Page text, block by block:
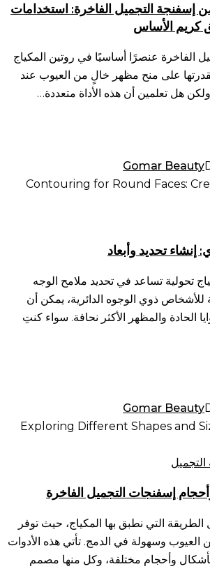
إسفنجة التجميل الفاخرة: استخدامات
كريم الأساس
الفاخرة عنصرًا أساسيًا في روتين المكياج
على منح مظهر خالٍ من العيوب عند
هل تعلمين أن هذه الأداة متعددة…
Gomar Beauty
إنشاء تحديد وأبعاد
تحولية تساعد في تحديد ملامح الوجه
للأشخاص ذوي الوجوه الدائرية، يمكن أن
الحادة والمظهر الأكثر نحافة. سواء كنتِ
Gomar Beauty
إسفنجات التجميل الفاخرة
التي نطبق بها المكياج، حيث توفر
العيوب وسهولة في الدمج. تأتي هذه الأدوات
وأحجام مختلفة، وكل منها مصمم